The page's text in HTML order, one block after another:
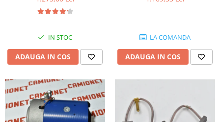
IN STOC
ADAUGA IN COS
LA COMANDA
ADAUGA IN COS